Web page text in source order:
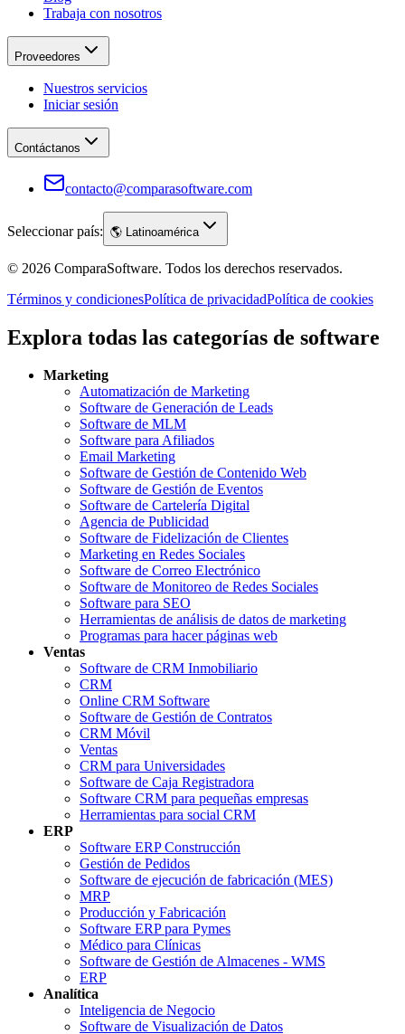
Trabaja con nosotros
Proveedores
Nuestros servicios
Iniciar sesión
Contáctanos
contacto@comparasoftware.com
Seleccionar país: 🌎 Latinoamérica
© 2026 ComparaSoftware. Todos los derechos reservados.
Términos y condicionesPolítica de privacidadPolítica de cookies
Explora todas las categorías de software
Marketing
Automatización de Marketing
Software de Generación de Leads
Software de MLM
Software para Afiliados
Email Marketing
Software de Gestión de Contenido Web
Software de Gestión de Eventos
Software de Cartelería Digital
Agencia de Publicidad
Software de Fidelización de Clientes
Marketing en Redes Sociales
Software de Correo Electrónico
Software de Monitoreo de Redes Sociales
Software para SEO
Herramientas de análisis de datos de marketing
Programas para hacer páginas web
Ventas
Software de CRM Inmobiliario
CRM
Online CRM Software
Software de Gestión de Contratos
CRM Móvil
Ventas
CRM para Universidades
Software de Caja Registradora
Software CRM para pequeñas empresas
Herramientas para social CRM
ERP
Software ERP Construcción
Gestión de Pedidos
Software de ejecución de fabricación (MES)
MRP
Producción y Fabricación
Software ERP para Pymes
Médico para Clínicas
Software de Gestión de Almacenes - WMS
ERP
Analítica
Inteligencia de Negocio
Software de Visualización de Datos